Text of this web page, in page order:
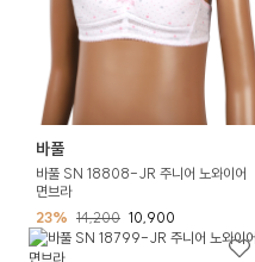
바풀
바풀 SN 18808-JR 주니어 노와이어
면브라
23% 14,200 10,900